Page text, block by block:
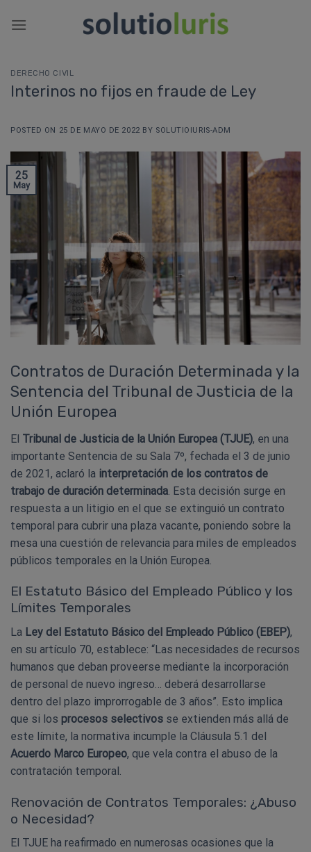
DERECHO CIVIL
Interinos no fijos en fraude de Ley
POSTED ON 25 DE MAYO DE 2022 BY SOLUTIOIURIS-ADM
25
May
Contratos de Duración Determinada y la
Sentencia del Tribunal de Justicia de la
Unión Europea
El Tribunal de Justicia de la Unión Europea (TJUE), en una
importante Sentencia de su Sala 7º, fechada el 3 de junio
de 2021, aclaró la interpretación de los contratos de
trabajo de duración determinada . Esta decisión surge en
respuesta a un litigio en el que se extinguió un contrato
temporal para cubrir una plaza vacante, poniendo sobre la
mesa una cuestión de relevancia para miles de empleados
públicos temporales en la Unión Europea.
El Estatuto Básico del Empleado Público y los
Límites Temporales
La Ley del Estatuto Básico del Empleado Público (EBEP),
en su artículo 70, establece: “Las necesidades de recursos
humanos que deban proveerse mediante la incorporación
de personal de nuevo ingreso… deberá desarrollarse
dentro del plazo improrrogable de 3 años”. Esto implica
que si los procesos selectivos se extienden más allá de
este límite, la normativa incumple la Cláusula 5.1 del
Acuerdo Marco Europeo, que vela contra el abuso de la
contratación temporal.
Renovación de Contratos Temporales: ¿Abuso
o Necesidad?
El TJUE ha reafirmado en numerosas ocasiones que la